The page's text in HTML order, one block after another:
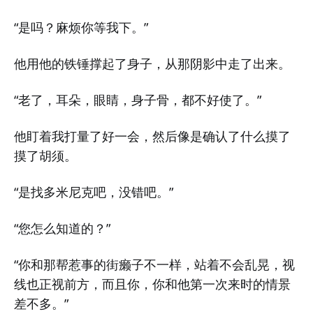
“是吗？麻烦你等我下。”
他用他的铁锤撑起了身子，从那阴影中走了出来。
“老了，耳朵，眼睛，身子骨，都不好使了。”
他盯着我打量了好一会，然后像是确认了什么摸了
摸了胡须。
“是找多米尼克吧，没错吧。”
“您怎么知道的？”
“你和那帮惹事的街癞子不一样，站着不会乱晃，视
线也正视前方，而且你，你和他第一次来时的情景
差不多。”